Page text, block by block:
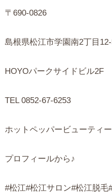
〒690-0826
島根県松江市学園南2丁目
HOYOパークサイドビル2F
TEL 0852-67-6253
ホットペッパービューティー
プロフィールから♪
#松江#松江サロン#松江脱